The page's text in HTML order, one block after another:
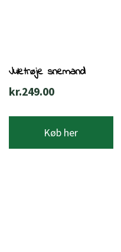
Juletrøje snemand
kr.249.00
Køb her